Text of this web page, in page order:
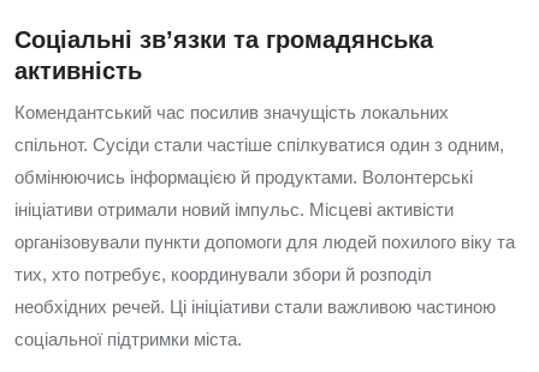
Соціальні зв’язки та громадянська
активність
Комендантський час посилив значущість локальних
спільнот. Сусіди стали частіше спілкуватися один з одним,
обмінюючись інформацією й продуктами. Волонтерські
ініціативи отримали новий імпульс. Місцеві активісти
організовували пункти допомоги для людей похилого віку та
тих, хто потребує, координували збори й розподіл
необхідних речей. Ці ініціативи стали важливою частиною
соціальної підтримки міста.